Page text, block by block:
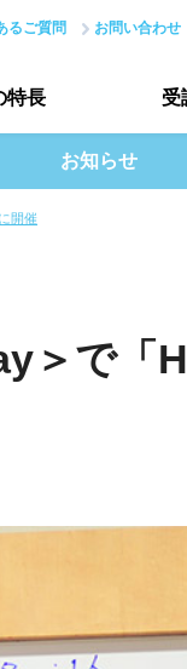
るご質問 お問い合わせ
コース
特長
トップ
キル
受
受講ス
授
お知らせ
開催
＞で「